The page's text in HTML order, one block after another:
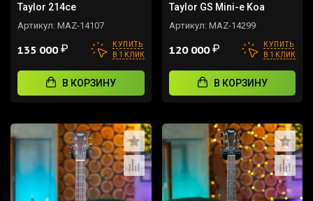
Taylor 214ce
Артикул: MAZ-14107
135 000₽
КУПИТЬ
В 1 КЛИК
В КОРЗИНУ
Taylor GS Mini-e Koa
Артикул: MAZ-14299
120 000₽
КУПИТЬ
В 1 КЛИК
В КОРЗИНУ